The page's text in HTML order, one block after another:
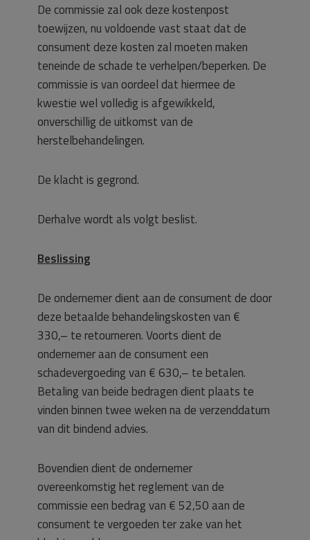
De commissie zal ook deze kostenpost
toewijzen, nu voldoende vast staat dat de
consument deze kosten zal moeten maken
teneinde de schade te verhelpen/beperken. De
commissie is van oordeel dat hiermee de
kwestie wel volledig is afgewikkeld,
onverschillig de uitkomst van de
herstelbehandelingen.
De klacht is gegrond.
Derhalve wordt als volgt beslist.
Beslissing
De ondernemer dient aan de consument de door
deze betaalde behandelingskosten van €
330,– te retourneren. Voorts dient de
ondernemer aan de consument een
schadevergoeding van € 630,– te betalen.
Betaling van beide bedragen dient plaats te
vinden binnen twee weken na de verzenddatum
van dit bindend advies.
Bovendien dient de ondernemer
overeenkomstig het reglement van de
commissie een bedrag van € 52,50 aan de
consument te vergoeden ter zake van het